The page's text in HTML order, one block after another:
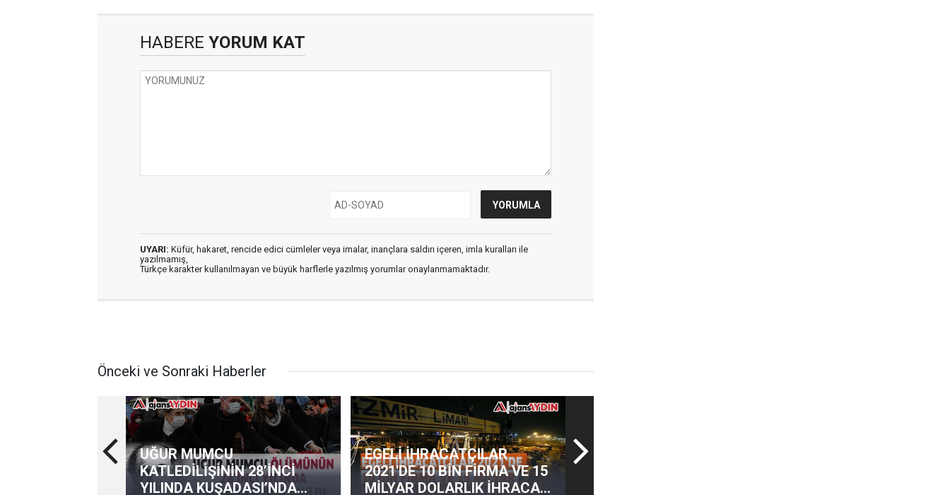
HABERE YORUM KAT
UYARI: Küfür, hakaret, rencide edici cümleler veya imalar, inançlara saldırı içeren, imla kuralları ile
yazılmamış,
Türkçe karakter kullanılmayan ve büyük harflerle yazılmış yorumlar onaylanmamaktadır.
Önceki ve Sonraki Haberler
UĞUR MUMCU
KATLEDİLİŞİNİN 28’İNCİ
YILINDA KUŞADASI’NDA
EGELİ İHRACATÇILAR
2021'DE 10 BİN FİRMA VE 15
MİLYAR DOLARLIK İHRACAT